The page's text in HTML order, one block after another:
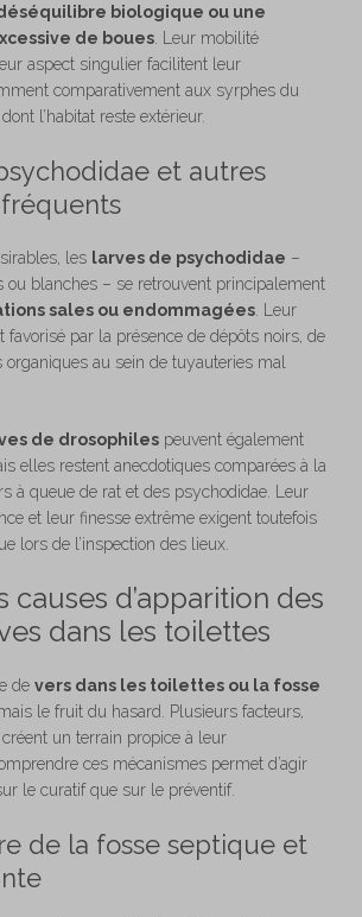
biologique ou une
de boues . Leur mobilité
aspect singulier facilitent leur
comparativement aux syrphes du
l’habitat reste extérieur.
et autres
les larves de psychodidae –
ou blanches – se retrouvent principalement
sales ou endommagées . Leur
favorisé par la présence de dépôts noirs, de
au sein de tuyauteries mal
de drosophiles peuvent également
elles restent anecdotiques comparées à la
à queue de rat et des psychodidae. Leur
et leur finesse extrême exigent toutefois
lors de l’inspection des lieux.
causes d’apparition des
dans les toilettes
de vers dans les toilettes ou la fosse
le fruit du hasard. Plusieurs facteurs,
un terrain propice à leur
ces mécanismes permet d’agir
le curatif que sur le préventif.
de la fosse septique et